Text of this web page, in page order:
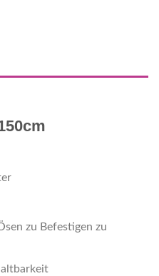
zu Befestigen zu